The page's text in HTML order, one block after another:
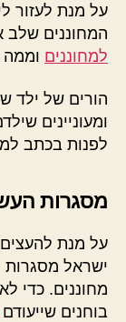
על מנת לעזור
המחוננים שלב
למחוננים וממה
הורים של ילד
ומעוניינים
לפנות בכתב
מסגרות
על מנת
ישראל מסגרות
מחוננים. כדי
בוחנים שייעודם